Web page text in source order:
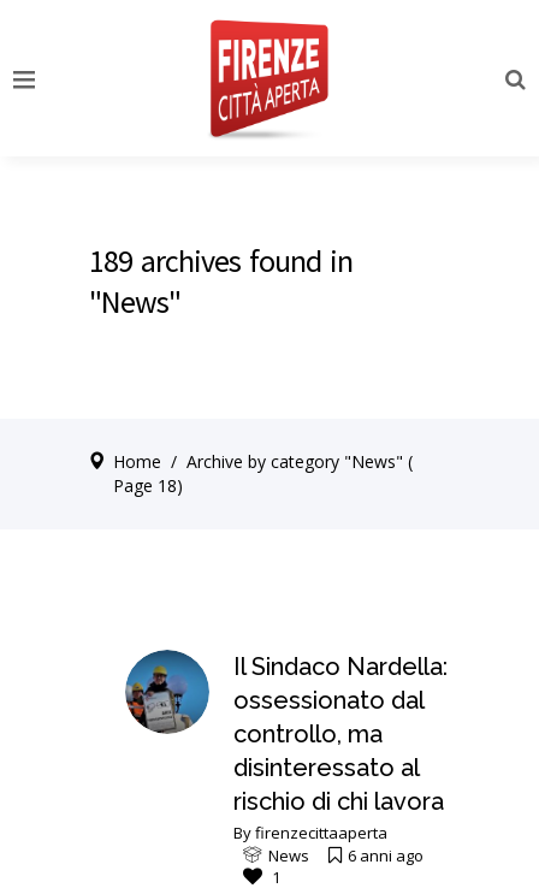
189 archives found in
"News"
Home / Archive by category "News" (
Page 18)
Il Sindaco Nardella:
ossessionato dal
controllo, ma
disinteressato al
rischio di chi lavora
Byfirenzecittaaperta
News
6 anni ago
1